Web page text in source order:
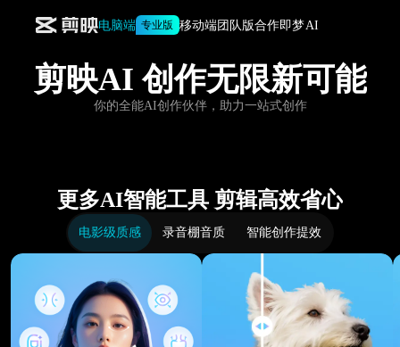
电脑端 专业版 移动端团队版合作即梦AI
剪映AI创作无限新可能
你的全能AI创作伙伴，助力一站式创作
AI文字成片 营销成片 AI音乐
更多AI智能工具 剪辑高效省心
电影级质感 录音棚音质 智能创作提效